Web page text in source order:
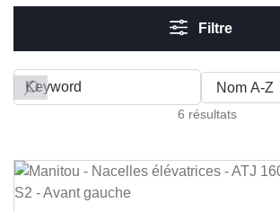
Filtre
6 résultats
Filter by